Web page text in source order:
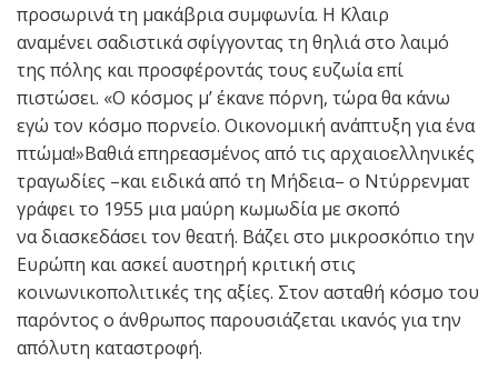
προσωρινά τη μακάβρια συμφωνία. Η Κλαιρ
αναμένει σαδιστικά σφίγγοντας τη θηλιά στο λαιμό
της πόλης και προσφέροντάς τους ευζωία επί
πιστώσει. «Ο κόσμος μ’ έκανε πόρνη, τώρα θα κάνω
εγώ τον κόσμο πορνείο. Οικονομική ανάπτυξη για ένα
πτώμα!»Βαθιά επηρεασμένος από τις αρχαιοελληνικές
τραγωδίες –και ειδικά από τη Μήδεια– ο Ντύρρενματ
γράφει το 1955 μια μαύρη κωμωδία με σκοπό
να διασκεδάσει τον θεατή. Βάζει στο μικροσκόπιο την
Ευρώπη και ασκεί αυστηρή κριτική στις
κοινωνικοπολιτικές της αξίες. Στον ασταθή κόσμο του
παρόντος ο άνθρωπος παρουσιάζεται ικανός για την
απόλυτη καταστροφή.